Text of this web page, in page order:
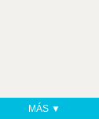
MÁS ▼